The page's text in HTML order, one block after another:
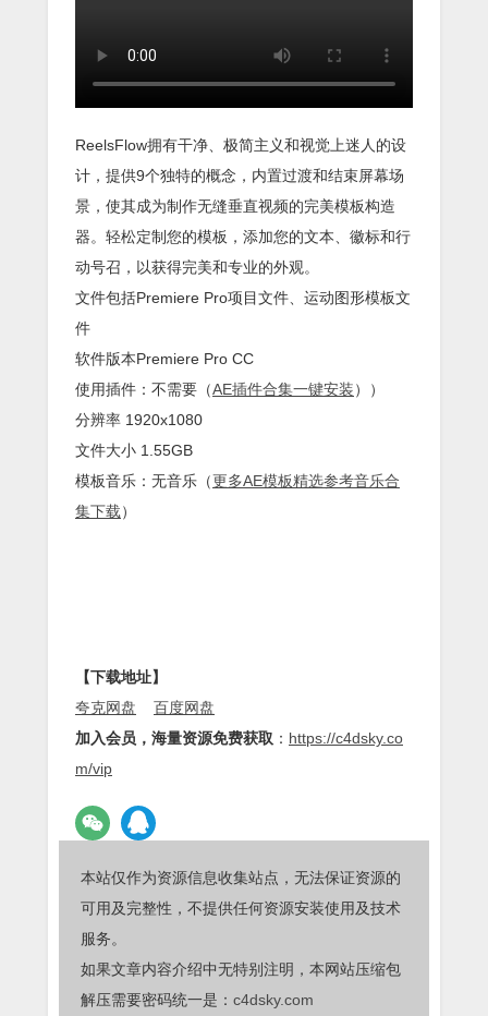
ReelsFlow拥有干净、极简主义和视觉上迷人的设
计，提供9个独特的概念，内置过渡和结束屏幕场
景，使其成为制作无缝垂直视频的完美模板构造
器。轻松定制您的模板，添加您的文本、徽标和行
动号召，以获得完美和专业的外观。
文件包括Premiere Pro项目文件、运动图形模板文
件
软件版本Premiere Pro CC
使用插件：不需要（AE插件合集一键安装））
分辨率 1920x1080
文件大小 1.55GB
模板音乐：无音乐（更多AE模板精选参考音乐合
集下载）
【下载地址】
夸克网盘
百度网盘
加入会员，海量资源免费获取 ： https://c4dsky.co
m/vip
本站仅作为资源信息收集站点，无法保证资源的
可用及完整性，不提供任何资源安装使用及技术
服务。
如果文章内容介绍中无特别注明，本网站压缩包
解压需要密码统一是： c4dsky.com